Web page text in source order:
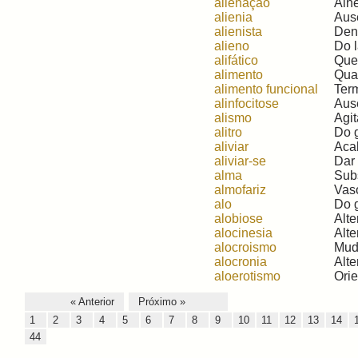
alienação
alienia
alienista
alieno
Do
alifático
alimento
alimento funcional
alinfocitose
alismo
alitro
Do
aliviar
aliviar-se
Dar
alma
almofariz
alo
Do
alobiose
alocinesia
alocroismo
alocronia
aloerotismo
« Anterior
Próximo »
1
2 3 4 5 6 7 8 9 10 11 12 13 14
44